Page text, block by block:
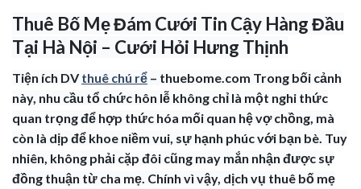
Thuê Bố Mẹ Đám Cưới Tin Cậy Hàng Đầu
Tại Hà Nội – Cưới Hỏi Hưng Thịnh
Tiện ích DVthuê chú rể – thuebome.com Trong bối cảnh
này, nhu cầu tổ chức hôn lễ không chỉ là một nghi thức
quan trọng để hợp thức hóa mối quan hệ vợ chồng, mà
còn là dịp để khoe niềm vui, sự hạnh phúc với bạn bè. Tuy
nhiên, không phải cặp đôi cũng may mắn nhận được sự
đồng thuận từ cha mẹ. Chính vì vậy, dịch vụ thuê bố mẹ